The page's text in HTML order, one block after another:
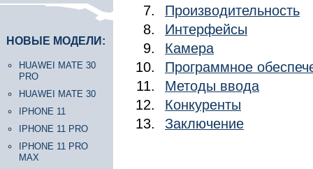
НОВЫЕ МОДЕЛИ:
HUAWEI MATE 30
PRO
HUAWEI MATE 30
IPHONE 11
IPHONE 11 PRO
IPHONE 11 PRO
MAX
Производительность
Интерфейсы
Камера
Программное
Методы ввода
Конкуренты
Заключение